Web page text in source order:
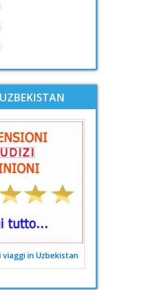
viaggi in Uzbekistan